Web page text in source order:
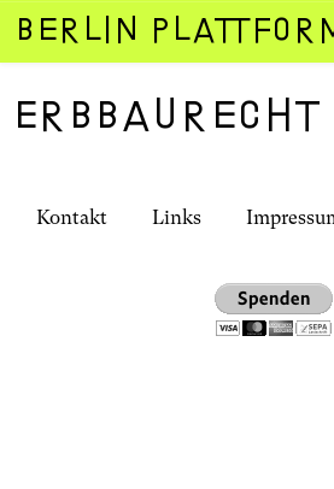
Zum
Inhalt
springen
Erbbaurecht
Kontakt Links